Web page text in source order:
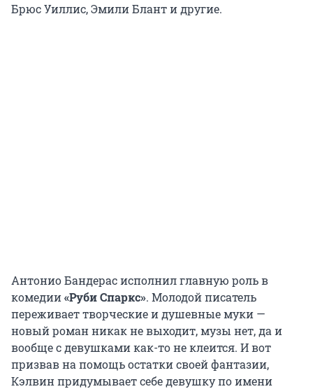
Брюс Уиллис, Эмили Блант и другие.
Антонио Бандерас исполнил главную роль в
комедии«Руби Спаркс». Молодой писатель
переживает творческие и душевные муки —
новый роман никак не выходит, музы нет, да и
вообще с девушками как-то не клеится. И вот
призвав на помощь остатки своей фантазии,
Кэлвин придумывает себе девушку по имени